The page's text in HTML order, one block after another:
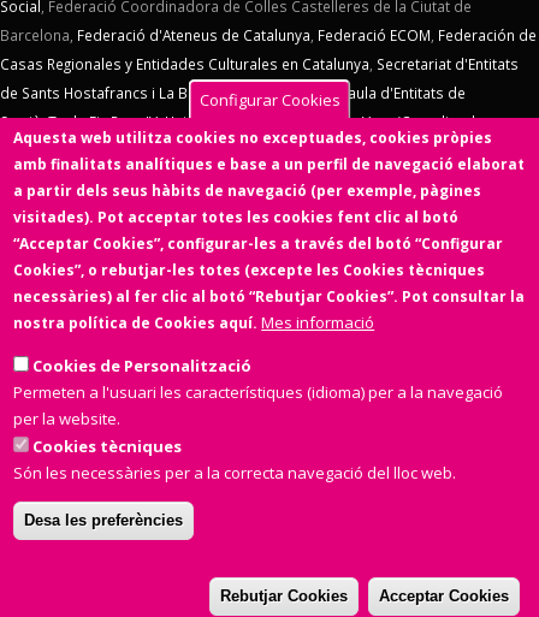
Social Federació Coordinadora de Colles Castelleres de la Ciutat de
Barcelona, Federació d'Ateneus de Catalunya Federació ECOM Federación de
Casas Regionales y Entidades Culturales en Catalunya Secretariat d'Entitats
de Sants Hostafrancs i La Bordeta, SOS Racisme
Taula d'Entitats de
Sarrià,Taula Eix Pere IV,Unió d'Entitats de La Marina,Vern (Coordinadora
d'Entitats de La Verneda)
Xarxa d'Economia Solidària
Consell d'Associacions de Barcelona manté un conveni de col·laboració amb
Ens de l'Asociacionisme Cultural - ENS
Coordinadora Catalana de
Fundacions. El Consell d'Associacions de Barcelona és membre deXarxa
d'Economia Solidària,FETS – Finançament Ètic i Solidari,Associació
SinergiaTIC,Coop57i deFiare
Aquesta web ha estat desenvolupada per una entitat de l'Economia
Social i Solidària,
Configurar Cookies
Aquesta web utilitza cookies no exceptuades, cookies pròpies
amb finalitats analítiques e base a un perfil de navegació elaborat
a partir dels seus hàbits de navegació (per exemple, pàgines
visitades). Pot acceptar totes les cookies fent clic al botó
“Acceptar Cookies”, configurar-les a través del botó “Configurar
Cookies”, o rebutjar-les totes (excepte les Cookies tècniques
necessàries) al fer clic al botó “Rebutjar Cookies”. Pot consultar la
nostra política de Cookies aquí. Mes informació
Cookies de Personalització
Permeten a l'usuari les característiques (idioma) per a la navegació
per la website.
Cookies tècniques
Són les necessàries per a la correcta navegació del lloc web.
Desa les preferències
Rebutjar Cookies Acceptar Cookies